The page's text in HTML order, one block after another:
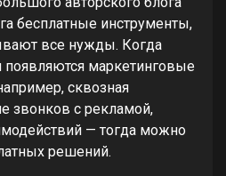
бесплатные инструменты,
все нужды. Когда
появляются маркетинговые
сквозная
звонков с рекламой,
— тогда можно
решений.